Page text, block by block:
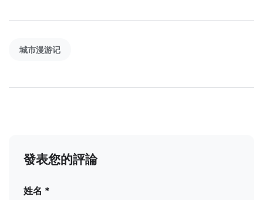
城市漫游记
發表您的評論
姓名 *